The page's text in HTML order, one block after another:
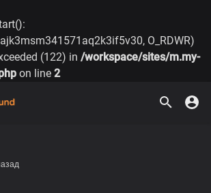
O_RDWR)
(122) in /workspace/sites/m.my-
on line 2